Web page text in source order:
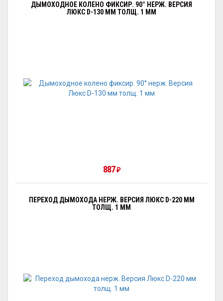
ДЫМОХОДНОЕ КОЛЕНО ФИКСИР. 90° НЕРЖ. ВЕРСИЯ
ЛЮКС D-130 ММ ТОЛЩ. 1 ММ
887 ₽
ПЕРЕХОД ДЫМОХОДА НЕРЖ. ВЕРСИЯ ЛЮКС D-220 ММ
ТОЛЩ. 1 ММ